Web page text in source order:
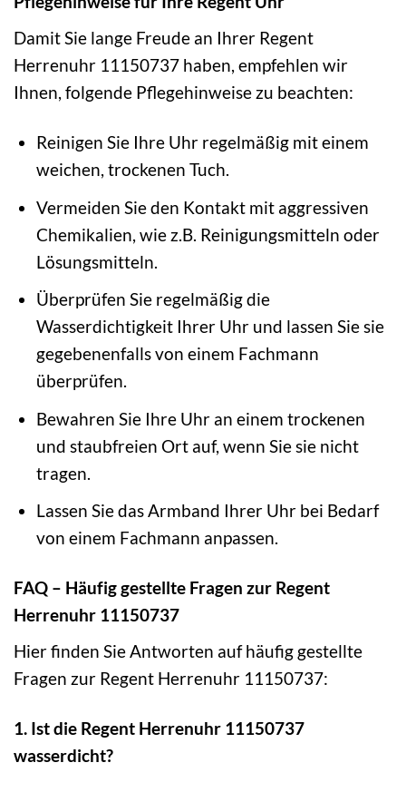
Damit Sie lange Freude an Ihrer Regent
Herrenuhr 11150737 haben, empfehlen wir
Ihnen, folgende Pflegehinweise zu beachten:
Reinigen Sie Ihre Uhr regelmäßig mit einem
weichen, trockenen Tuch.
Vermeiden Sie den Kontakt mit aggressiven
Chemikalien, wie z.B. Reinigungsmitteln oder
Lösungsmitteln.
Überprüfen Sie regelmäßig die
Wasserdichtigkeit Ihrer Uhr und lassen Sie sie
gegebenenfalls von einem Fachmann
überprüfen.
Bewahren Sie Ihre Uhr an einem trockenen
und staubfreien Ort auf, wenn Sie sie nicht
tragen.
Lassen Sie das Armband Ihrer Uhr bei Bedarf
von einem Fachmann anpassen.
FAQ – Häufig gestellte Fragen zur Regent
Herrenuhr 11150737
Hier finden Sie Antworten auf häufig gestellte
Fragen zur Regent Herrenuhr 11150737:
1. Ist die Regent Herrenuhr 11150737
wasserdicht?